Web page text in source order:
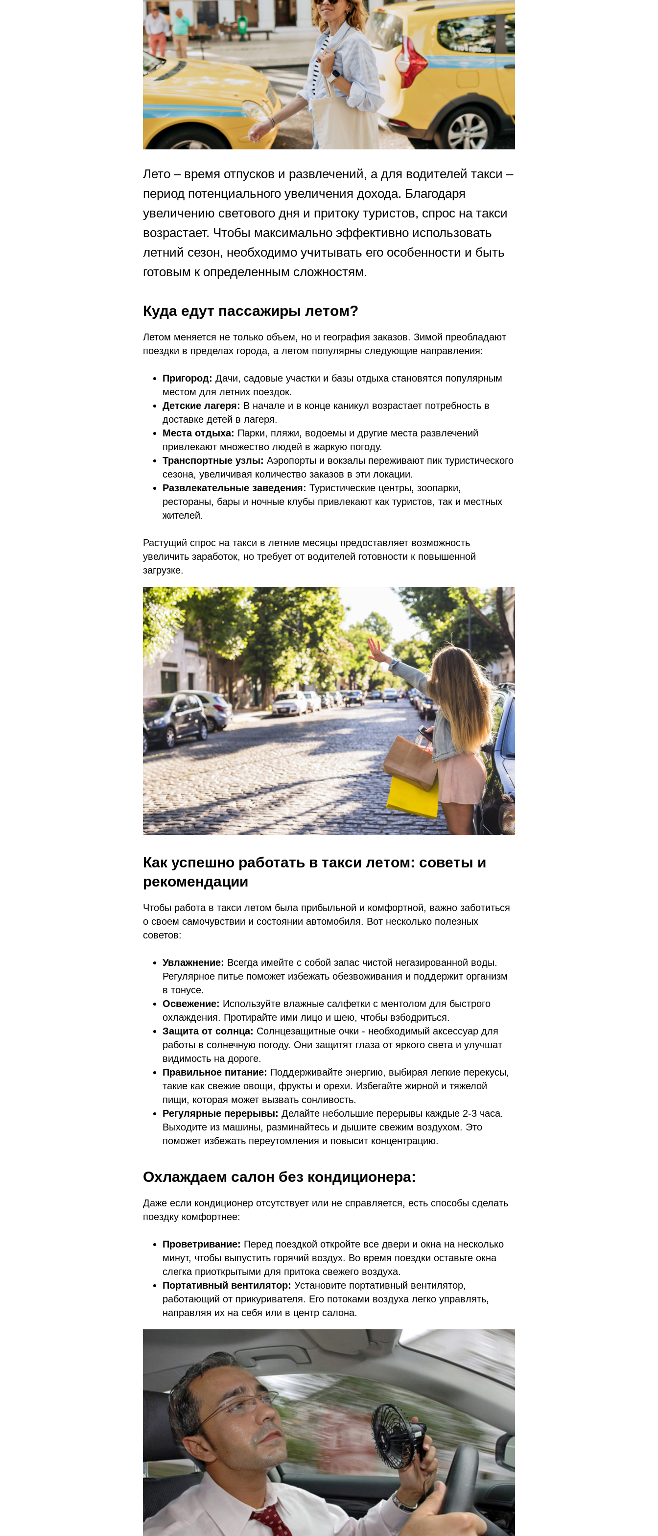
Лето – время отпусков и развлечений, а для водителей такси –
период потенциального увеличения дохода. Благодаря
увеличению светового дня и притоку туристов, спрос на такси
возрастает. Чтобы максимально эффективно использовать
летний сезон, необходимо учитывать его особенности и быть
готовым к определенным сложностям.
Куда едут пассажиры летом?
Летом меняется не только объем, но и география заказов. Зимой преобладают
поездки в пределах города, а летом популярны следующие направления:
Пригород: Дачи, садовые участки и базы отдыха становятся популярным
местом для летних поездок.
Детские лагеря: В начале и в конце каникул возрастает потребность в
доставке детей в лагеря.
Места отдыха: Парки, пляжи, водоемы и другие места развлечений
привлекают множество людей в жаркую погоду.
Транспортные узлы: Аэропорты и вокзалы переживают пик туристического
сезона, увеличивая количество заказов в эти локации.
Развлекательные заведения: Туристические центры, зоопарки,
рестораны, бары и ночные клубы привлекают как туристов, так и местных
жителей.
Растущий спрос на такси в летние месяцы предоставляет возможность
увеличить заработок, но требует от водителей готовности к повышенной
загрузке.
Как успешно работать в такси летом: советы и
рекомендации
Чтобы работа в такси летом была прибыльной и комфортной, важно заботиться
о своем самочувствии и состоянии автомобиля. Вот несколько полезных
советов:
Увлажнение: Всегда имейте с собой запас чистой негазированной воды.
Регулярное питье поможет избежать обезвоживания и поддержит организм
в тонусе.
Освежение: Используйте влажные салфетки с ментолом для быстрого
охлаждения. Протирайте ими лицо и шею, чтобы взбодриться.
Защита от солнца: Солнцезащитные очки - необходимый аксессуар для
работы в солнечную погоду. Они защитят глаза от яркого света и улучшат
видимость на дороге.
Правильное питание: Поддерживайте энергию, выбирая легкие перекусы,
такие как свежие овощи, фрукты и орехи. Избегайте жирной и тяжелой
пищи, которая может вызвать сонливость.
Регулярные перерывы: Делайте небольшие перерывы каждые 2-3 часа.
Выходите из машины, разминайтесь и дышите свежим воздухом. Это
поможет избежать переутомления и повысит концентрацию.
Охлаждаем салон без кондиционера:
Даже если кондиционер отсутствует или не справляется, есть способы сделать
поездку комфортнее:
Проветривание: Перед поездкой откройте все двери и окна на несколько
минут, чтобы выпустить горячий воздух. Во время поездки оставьте окна
слегка приоткрытыми для притока свежего воздуха.
Портативный вентилятор: Установите портативный вентилятор,
работающий от прикуривателя. Его потоками воздуха легко управлять,
направляя их на себя или в центр салона.